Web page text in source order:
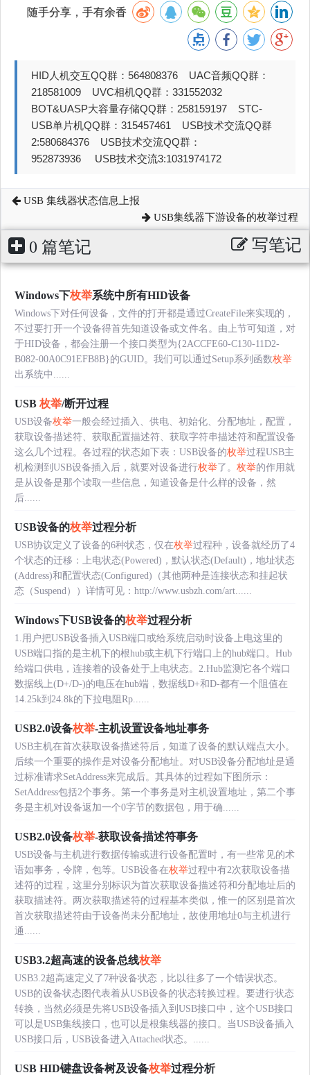
随手分享，手有余香
HID人机交互QQ群：564808376 UAC音频QQ群：
218581009 UVC相机QQ群：331552032
BOT&UASP大容量存储QQ群：258159197 STC-
USB单片机QQ群：315457461 USB技术交流QQ群
2:580684376 USB技术交流QQ群：
952873936 USB技术交流3:1031974172
USB 集线器状态信息上报
USB集线器下游设备的枚举过程
0 篇笔记 写笔记
Windows下枚举系统中所有HID设备
Windows下对任何设备，文件的打开都是通过CreateFile来实现的，
不过要打开一个设备得首先知道设备或文件名。由上节可知道，对
于HID设备，都会注册一个接口类型为{2ACCFE60-C130-11D2-
B082-00A0C91EFB8B}的GUID。我们可以通过Setup系列函数枚举
出系统中......
USB 枚举/断开过程
USB设备枚举一般会经过插入、供电、初始化、分配地址，配置，
获取设备描述符、获取配置描述符、获取字符串描述符和配置设备
这么几个过程。各过程的状态如下表：USB设备的枚举过程USB主
机检测到USB设备插入后，就要对设备进行枚举了。 枚举的作用就
是从设备是那个读取一些信息，知道设备是什么样的设备，然
后......
USB设备的枚举过程分析
USB协议定义了设备的6种状态，仅在枚举过程种，设备就经历了4
个状态的迁移：上电状态(Powered)，默认状态(Default)，地址状态
(Address)和配置状态(Configured)（其他两种是连接状态和挂起状
态（Suspend））详情可见：http://www.usbzh.com/art......
Windows下USB设备的枚举过程分析
1.用户把USB设备插入USB端口或给系统启动时设备上电这里的
USB端口指的是主机下的根hub或主机下行端口上的hub端口。Hub
给端口供电，连接着的设备处于上电状态。2.Hub监测它各个端口
数据线上(D+/D-)的电压在hub端，数据线D+和D-都有一个阻值在
14.25k到24.8k的下拉电阻Rp......
USB2.0设备枚举-主机设置设备地址事务
USB主机在首次获取设备描述符后，知道了设备的默认端点大小。
后续一个重要的操作是对设备分配地址。对USB设备分配地址是通
过标准请求SetAddress来完成后。其具体的过程如下图所示：
SetAddress包括2个事务。第一个事务是对主机设置地址，第二个事
务是主机对设备返加一个0字节的数据包，用于确......
USB2.0设备枚举-获取设备描述符事务
USB设备与主机进行数据传输或进行设备配置时，有一些常见的术
语如事务，令牌，包等。USB设备在枚举过程中有2次获取设备描
述符的过程，这里分别标识为首次获取设备描述符和分配地址后的
获取描述符。两次获取描述符的过程基本类似，惟一的区别是首次
首次获取描述符由于设备尚未分配地址，故使用地址0与主机进行
通......
USB3.2超高速的设备总线枚举
USB3.2超高速定义了7种设备状态，比以往多了一个错误状态。
USB的设备状态图代表着从USB设备的状态转换过程。要进行状态
转换，当然必须是先将USB设备插入到USB接口中，这个USB接口
可以是USB集线接口，也可以是根集线器的接口。当USB设备插入
USB接口后，USB设备进入Attached状态。......
USB HID键盘设备树及设备枚举过程分析